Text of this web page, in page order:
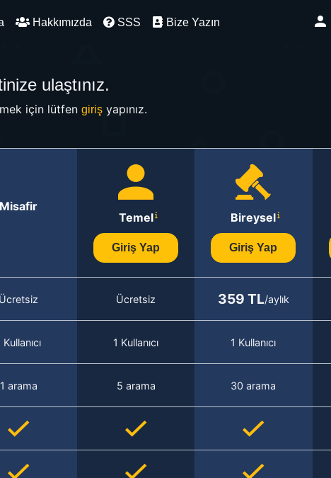
Hakkımızda SSS Bize Yazın
ulaştınız.
için lütfen girişyapınız.
Misafir
Temel
Giriş Yap
Bireysel
Giriş Yap
Ücretsiz Ücretsiz 359 TL/aylık
Kullanıcı 1 Kullanıcı 1 Kullanıcı
1 arama 5 arama 30 arama